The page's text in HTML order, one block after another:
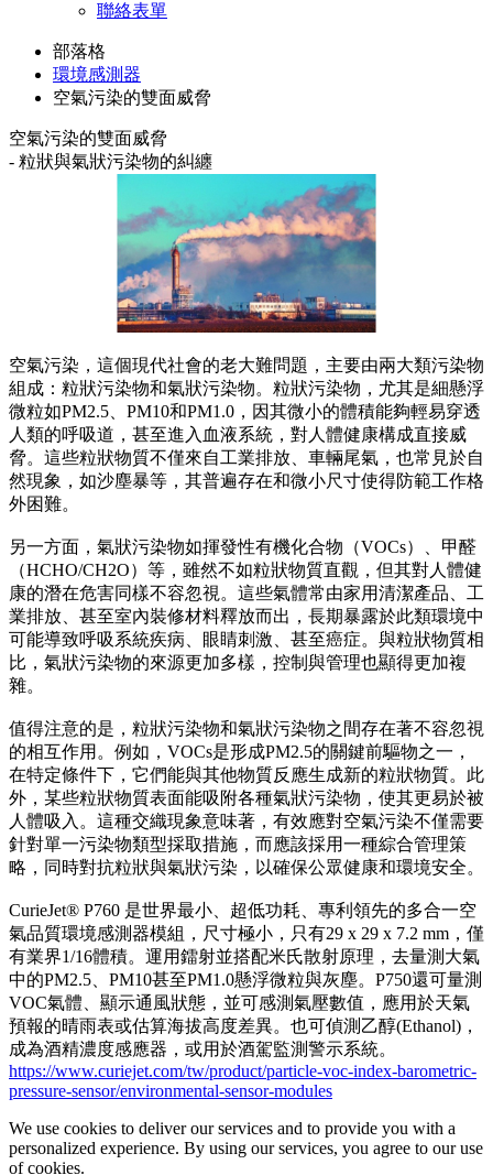
聯絡表單
部落格
環境感測器
空氣污染的雙面威脅
空氣污染的雙面威脅
- 粒狀與氣狀污染物的糾纏
空氣污染，這個現代社會的老大難問題，主要由兩大類污染物
組成：粒狀污染物和氣狀污染物。粒狀污染物，尤其是細懸浮
微粒如PM2.5、PM10和PM1.0，因其微小的體積能夠輕易穿透
人類的呼吸道，甚至進入血液系統，對人體健康構成直接威
脅。這些粒狀物質不僅來自工業排放、車輛尾氣，也常見於自
然現象，如沙塵暴等，其普遍存在和微小尺寸使得防範工作格
外困難。
另一方面，氣狀污染物如揮發性有機化合物（VOCs）、甲醛
（HCHO/CH2O）等，雖然不如粒狀物質直觀，但其對人體健
康的潛在危害同樣不容忽視。這些氣體常由家用清潔產品、工
業排放、甚至室內裝修材料釋放而出，長期暴露於此類環境中
可能導致呼吸系統疾病、眼睛刺激、甚至癌症。與粒狀物質相
比，氣狀污染物的來源更加多樣，控制與管理也顯得更加複
雜。
值得注意的是，粒狀污染物和氣狀污染物之間存在著不容忽視
的相互作用。例如，VOCs是形成PM2.5的關鍵前驅物之一，
在特定條件下，它們能與其他物質反應生成新的粒狀物質。此
外，某些粒狀物質表面能吸附各種氣狀污染物，使其更易於被
人體吸入。這種交織現象意味著，有效應對空氣污染不僅需要
針對單一污染物類型採取措施，而應該採用一種綜合管理策
略，同時對抗粒狀與氣狀污染，以確保公眾健康和環境安全。
CurieJet® P760 是世界最小、超低功耗、專利領先的多合一空
氣品質環境感測器模組，尺寸極小，只有29 x 29 x 7.2 mm，僅
有業界1/16體積。運用鐳射並搭配米氏散射原理，去量測大氣
中的PM2.5、PM10甚至PM1.0懸浮微粒與灰塵。P750還可量測
VOC氣體、顯示通風狀態，並可感測氣壓數值，應用於天氣
預報的晴雨表或估算海拔高度差異。也可偵測乙醇(Ethanol)，
成為酒精濃度感應器，或用於酒駕監測警示系統。
https://www.curiejet.com/tw/product/particle-voc-index-barometric-
pressure-sensor/environmental-sensor-modules
We use cookies to deliver our services and to provide you with a
personalized experience. By using our services, you agree to our use
of cookies.